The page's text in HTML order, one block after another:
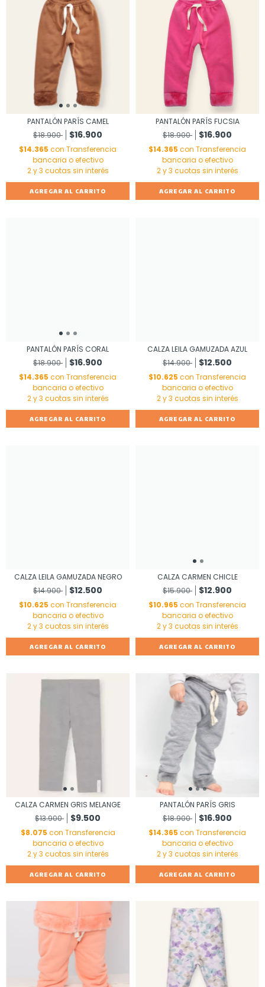
PANTALÓN PARÍS CAMEL
$18.900
$16.900
$14.365 con Transferencia
bancaria o efectivo
AGREGAR AL CARRITO
PANTALÓN PARÍS FUCSIA
$18.900
$16.900
$14.365 con Transferencia
bancaria o efectivo
AGREGAR AL CARRITO
PANTALÓN PARÍS CORAL
$18.900
$16.900
$14.365 con Transferencia
bancaria o efectivo
AGREGAR AL CARRITO
CALZA LEILA GAMUZADA AZUL
$14.900
$12.500
$10.625 con Transferencia
bancaria o efectivo
AGREGAR AL CARRITO
CALZA LEILA GAMUZADA NEGRO
$14.900
$12.500
$10.625 con Transferencia
bancaria o efectivo
AGREGAR AL CARRITO
CALZA CARMEN CHICLE
$15.900
$12.900
$10.965 con Transferencia
bancaria o efectivo
AGREGAR AL CARRITO
CALZA CARMEN GRIS MELANGE
$13.900
$9.500
$8.075 con Transferencia
bancaria o efectivo
AGREGAR AL CARRITO
PANTALÓN PARÍS GRIS
$18.900
$16.900
$14.365 con Transferencia
bancaria o efectivo
AGREGAR AL CARRITO